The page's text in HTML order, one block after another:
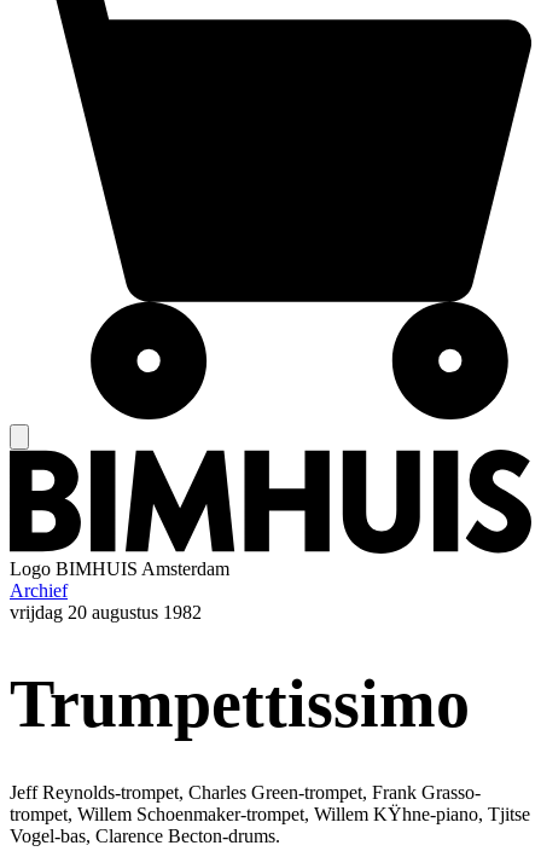
Logo BIMHUIS Amsterdam
Archief
vrijdag 20 augustus 1982
Trumpettissimo
Jeff Reynolds-trompet, Charles Green-trompet, Frank Grasso-
trompet, Willem Schoenmaker-trompet, Willem KŸhne-piano, Tjitse
Vogel-bas, Clarence Becton-drums.